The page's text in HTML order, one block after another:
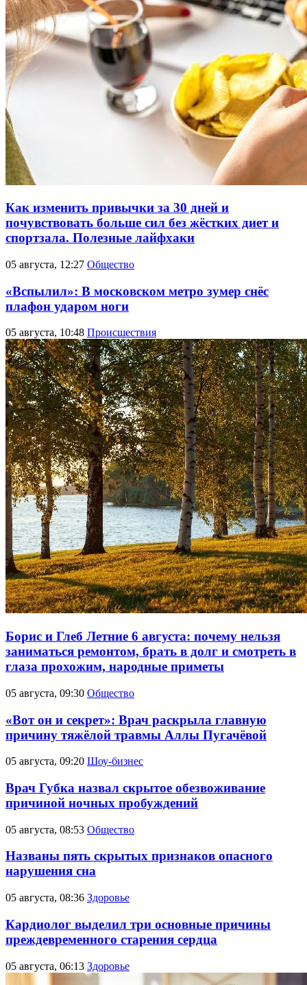
Как изменить привычки за 30 дней и
почувствовать больше сил без жёстких диет и
спортзала. Полезные лайфхаки
05 августа, 12:27 Общество
«Вспылил»: В московском метро зумер снёс
плафон ударом ноги
05 августа, 10:48 Происшествия
Борис и Глеб Летние 6 августа: почему нельзя
заниматься ремонтом, брать в долг и смотреть в
глаза прохожим, народные приметы
05 августа, 09:30 Общество
«Вот он и секрет»: Врач раскрыла главную
причину тяжёлой травмы Аллы Пугачёвой
05 августа, 09:20 Шоу-бизнес
Врач Губка назвал скрытое обезвоживание
причиной ночных пробуждений
05 августа, 08:53 Общество
Названы пять скрытых признаков опасного
нарушения сна
05 августа, 08:36 Здоровье
Кардиолог выделил три основные причины
преждевременного старения сердца
05 августа, 06:13 Здоровье